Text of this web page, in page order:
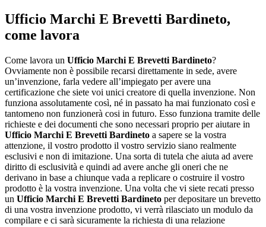
Ufficio Marchi E Brevetti Bardineto,
come lavora
Come lavora un Ufficio Marchi E Brevetti Bardineto?
Ovviamente non è possibile recarsi direttamente in sede, avere
un’invenzione, farla vedere all’impiegato per avere una
certificazione che siete voi unici creatore di quella invenzione. Non
funziona assolutamente così, né in passato ha mai funzionato così e
tantomeno non funzionerà cosi in futuro. Esso funziona tramite delle
richieste e dei documenti che sono necessari proprio per aiutare in
Ufficio Marchi E Brevetti Bardineto a sapere se la vostra
attenzione, il vostro prodotto il vostro servizio siano realmente
esclusivi e non di imitazione. Una sorta di tutela che aiuta ad avere
diritto di esclusività e quindi ad avere anche gli oneri che ne
derivano in base a chiunque vada a replicare o costruire il vostro
prodotto è la vostra invenzione. Una volta che vi siete recati presso
un Ufficio Marchi E Brevetti Bardineto per depositare un brevetto
di una vostra invenzione prodotto, vi verrà rilasciato un modulo da
compilare e ci sarà sicuramente la richiesta di una relazione